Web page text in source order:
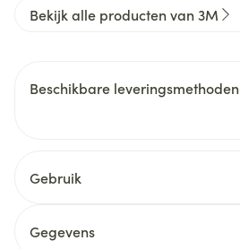
Bekijk alle producten van 3M
Beschikbare leveringsmethoden
Gebruik
Gegevens